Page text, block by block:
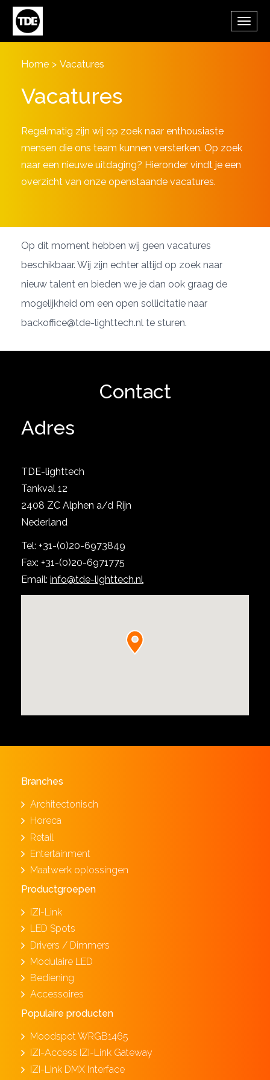
Overslaan en naar de inhoud gaan
Home > Vacatures
Vacatures
Regelmatig zijn wij op zoek naar enthousiaste
mensen die ons team kunnen versterken. Op zoek
naar een nieuwe uitdaging? Hieronder vindt je een
overzicht van onze openstaande vacatures.
Op dit moment hebben wij geen vacatures
beschikbaar. Wij zijn echter altijd op zoek naar
nieuw talent en bieden we je dan ook graag de
mogelijkheid om een open sollicitatie naar
backoffice@tde-lighttech.nl te sturen.
Contact
Adres
TDE-lighttech
Tankval 12
2408 ZC Alphen a/d Rijn
Nederland
Tel: +31-(0)20-6973849
Fax: +31-(0)20-6971775
Email: info@tde-lighttech.nl
Branches
Architectonisch
Horeca
Retail
Entertainment
Maatwerk oplossingen
Productgroepen
IZI-Link
LED Spots
Drivers / Dimmers
Modulaire LED
Bediening
Accessoires
Populaire producten
Moodspot WRGB1465
IZI-Access IZI-Link Gateway
IZI-Link DMX Interface